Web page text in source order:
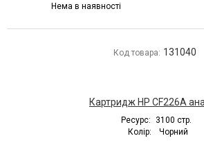
Нема в наявності
Код товара: 131040
Картридж HP CF226A
Ресурс:
3100 стр.
Колір:
Чорний